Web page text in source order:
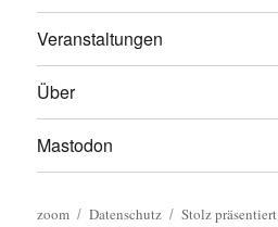
Veranstaltungen
Über
Mastodon
zoom Datenschutz Stolz